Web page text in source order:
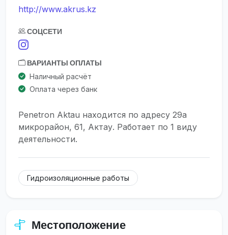
http://www.akrus.kz
СОЦСЕТИ
ВАРИАНТЫ ОПЛАТЫ
Наличный расчёт
Оплата через банк
Penetron Aktau находится по адресу 29а
микрорайон, 61, Актау. Работает по 1 виду
деятельности.
Гидроизоляционные работы
Местоположение